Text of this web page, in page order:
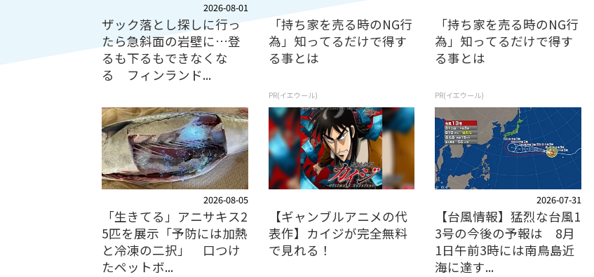
2026-08-01
ザック落とし探しに行っ
たら急斜面の岩壁に…登
るも下るもできなくな
る フィンランド...
「持ち家を売る時のNG行
為」知ってるだけで得す
る事とは
PR(イエウール)
「持ち家を売る時のNG行
為」知ってるだけで得す
る事とは
PR(イエウール)
2026-08-05
「生きてる」アニサキス2
5匹を展示「予防には加熱
と冷凍の二択」 口つけ
たペットボ...
【ギャンブルアニメの代
表作】カイジが完全無料
で見れる！
2026-07-31
【台風情報】猛烈な台風1
3号の今後の予報は 8月
1日午前3時には南鳥島近
海に達す...